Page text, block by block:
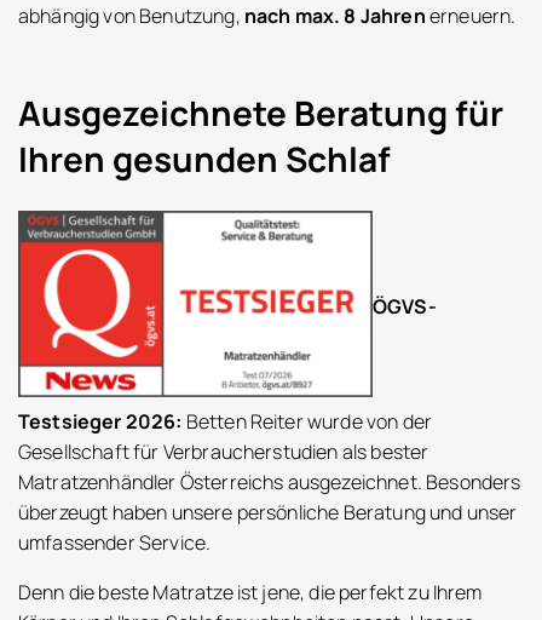
abhängig von Benutzung, nach max. 8 Jahrenerneuern.
Ausgezeichnete Beratung für
Ihren gesunden Schlaf
ÖGVS-
Testsieger 2026: Betten Reiter wurde von der
Gesellschaft für Verbraucherstudien als bester
Matratzenhändler Österreichs ausgezeichnet. Besonders
überzeugt haben unsere persönliche Beratung und unser
umfassender Service.
Denn die beste Matratze ist jene, die perfekt zu Ihrem